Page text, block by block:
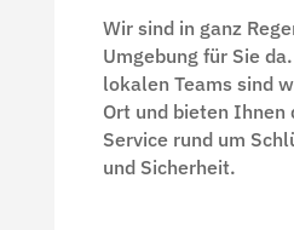
Wir sind in ganz
Umgebung für Sie
lokalen Teams sind
Ort und bieten Ihnen
Service rund um
und Sicherheit.